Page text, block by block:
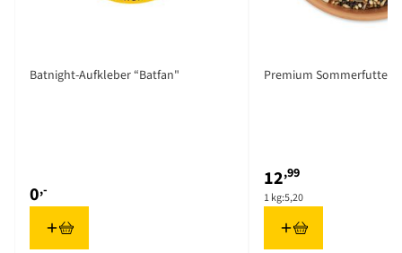
Batnight-Aufkleber “Batfan"
0,-
Premium Sommerfutter
12,99
1 kg:5,20